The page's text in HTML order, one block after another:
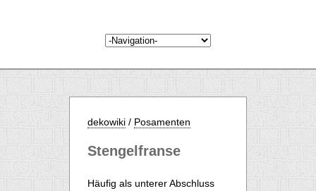
dekowiki / Posamenten
Stengelfranse
Häufig als unterer Abschluss